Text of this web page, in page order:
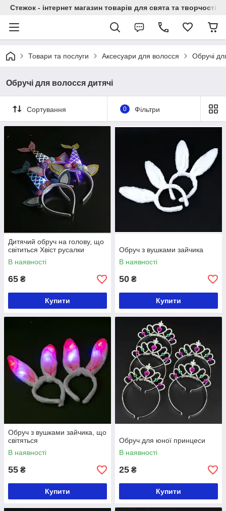
Стежок - інтернет магазин товарів для свята та творчості
Товари та послуги Аксесуари для волосся Обручі
Обручі для волосся дитячі
Сортування 0 Фільтри
Дитячий обруч на голову, що
світиться Хвіст русалки
В наявності
65 ₴
Купити
Обруч з вушками зайчика
В наявності
50 ₴
Купити
Обруч з вушками зайчика, що
світяться
В наявності
55 ₴
Купити
Обруч для юної принцеси
В наявності
25 ₴
Купити